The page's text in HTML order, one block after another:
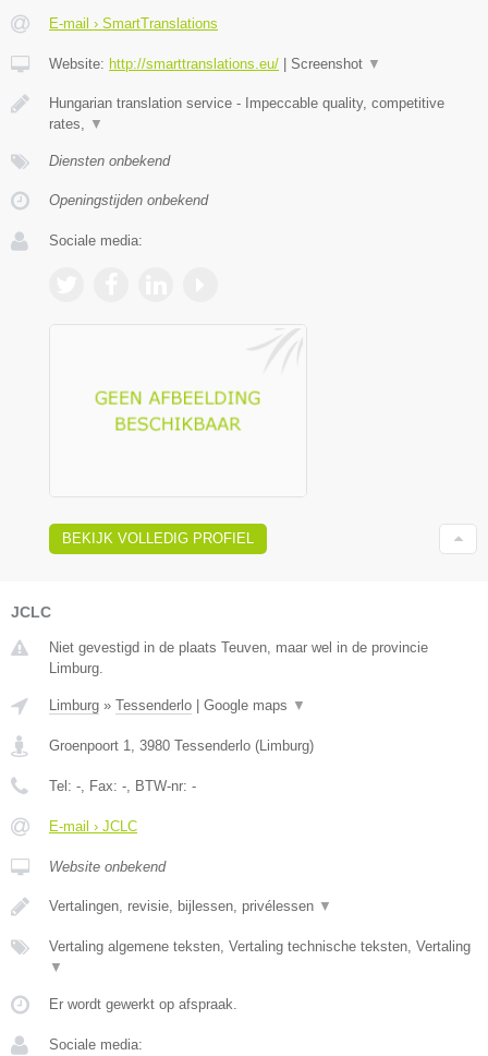
E-mail › SmartTranslations
Website: http://smarttranslations.eu/ Screenshot ▼
Hungarian translation service - Impeccable quality, competitive
rates, ▼
Diensten onbekend
Openingstijden onbekend
Sociale media:
BEKIJK VOLLEDIG PROFIEL
JCLC
Niet gevestigd in de plaats Teuven, maar wel in de provincie
Limburg.
Limburg » Tessenderlo Google maps ▼
Groenpoort 1, 3980 Tessenderlo (Limburg)
Tel: -, Fax: -, BTW-nr: -
E-mail › JCLC
Website onbekend
Vertalingen, revisie, bijlessen, privélessen ▼
Vertaling algemene teksten, Vertaling technische teksten, Vertaling
▼
Er wordt gewerkt op afspraak.
Sociale media: